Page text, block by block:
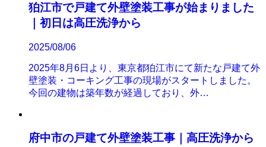
狛江市で戸建て外壁塗装工事が始まりました
｜初日は高圧洗浄から
2025/08/06
2025年8月6日より、東京都狛江市にて新たな戸建て外
壁塗装・コーキング工事の現場がスタートしました。
今回の建物は築年数が経過しており、外…
府中市の戸建て外壁塗装工事｜高圧洗浄から